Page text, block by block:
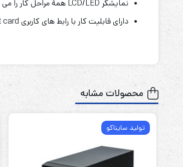
نمایشگر LCD/LED همۀ مراحل کار را می توان کنترل نمود.
دارای قابلیت کار با رابط های کاربری RS232, USB, SNMP, Intelligent card
محصولات مشابه
تولید سایناکو